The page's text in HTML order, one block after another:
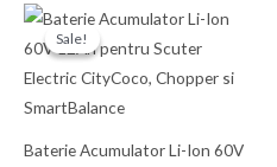
Sale!
Sale!
Baterie Acumulator Li-Ion 60V
Prețul
inițial
a
1.000,00 Ron.
Prețul
curent
este: